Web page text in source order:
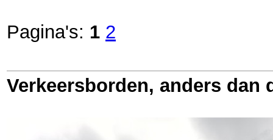
Pagina's: 1 2
Verkeersborden, anders dan